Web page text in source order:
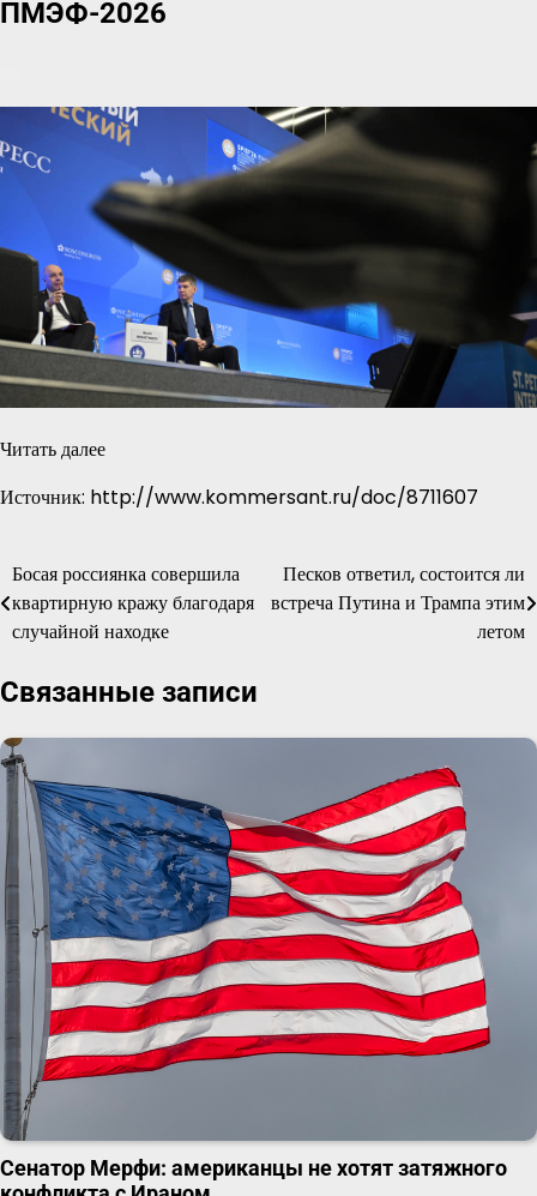
ПМЭФ-2026
Читать далее
Источник: http://www.kommersant.ru/doc/8711607
Навигация
по
Босая россиянка совершила
квартирную кражу благодаря
случайной находке
Песков ответил, состоится ли
встреча Путина и Трампа этим
летом
Связанные записи
Сенатор Мерфи: американцы не хотят затяжного